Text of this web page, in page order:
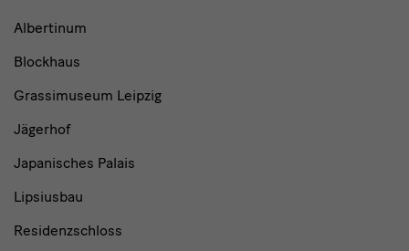
Museen
Institutionen
Albertinum
Blockhaus
Grassimuseum Leipzig
Jägerhof
Japanisches Palais
Lipsiusbau
Residenzschloss